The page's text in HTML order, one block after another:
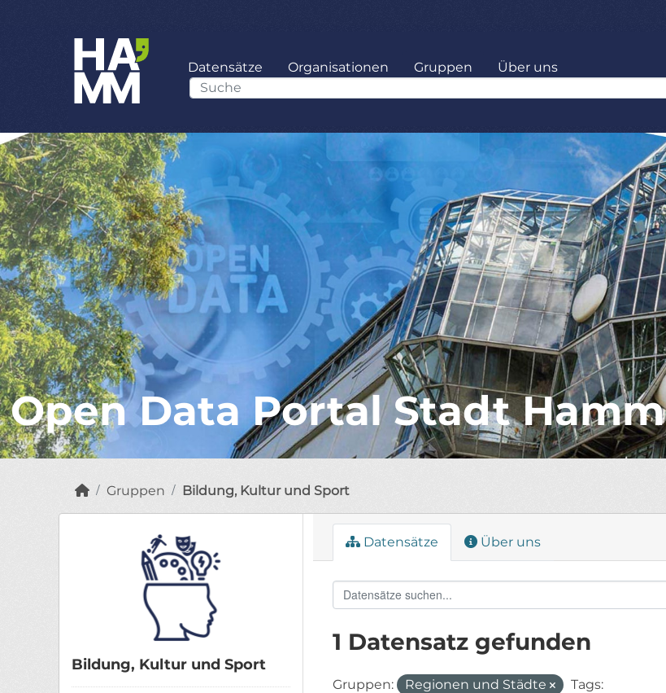
Datensätze Organisationen Gruppen Über uns
Open Data Portal Stadt Hamm
Gruppen Bildung, Kultur und Sport
Bildung, Kultur und Sport
Datensätze Über uns
1 Datensatz gefunden
Gruppen: Regionen und Städte
Tags: